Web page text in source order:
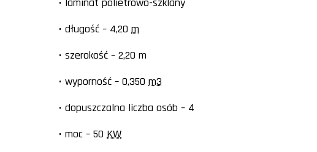
• długość – 4,20 m
• szerokość – 2,20 m
• wyporność – 0,350 m3
• dopuszczalna liczba osób – 4
• moc – 50 KW